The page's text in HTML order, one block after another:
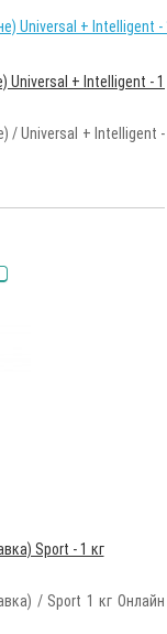
Universal + Intelligent - 1
/ Universal + Intelligent -
Sport - 1 кг
/ Sport 1 кг Онлайн